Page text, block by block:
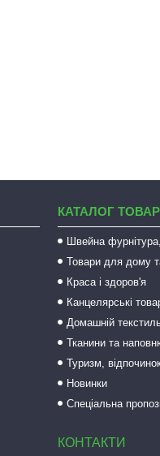
КАТАЛОГ
Швейна
Товари для дому
Краса і здоров'я
Канцелярські
Домашній
Тканини та
Туризм,
Новинки
Спеціальна